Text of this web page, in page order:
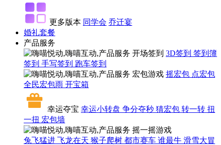
更多版本 同学会 乔迁宴
婚礼套餐
产品服务
开场签到 3D签到 签到簿
签到 手写签到 跑车签到
宏包游戏 摇宏包 点宏包
全民宏包雨 开宝箱
幸运夺宝 幸运小转盘 争分夺秒 猜宏包 转一转 扭
一扭 宏包墙
摇一摇游戏
兔飞猛进 飞龙在天 猴子爬树 都市赛车 谁最牛 滑雪大冒